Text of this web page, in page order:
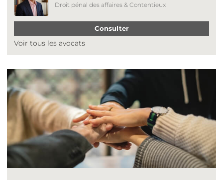
Droit pénal des affaires & Contentieux
Consulter
Voir tous les avocats